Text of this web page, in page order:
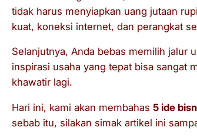
tidak harus menyiapkan uang jutaan
kuat, koneksi internet, dan perangkat
Selanjutnya, Anda bebas memilih jalur
inspirasi usaha yang tepat bisa sangat
khawatir lagi.
Hari ini, kami akan membahas 5 ide
sebab itu, silakan simak artikel ini